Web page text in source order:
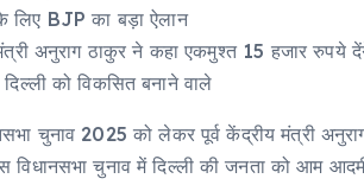
के लिए BJP का बड़ा ऐलान
अनुराग ठाकुर ने कहा एकमुश्त 15 हजार रुपये
को विकसित बनाने वाले
चुनाव 2025 को लेकर पूर्व केंद्रीय मंत्री
विधानसभा चुनाव में दिल्ली की जनता को आम